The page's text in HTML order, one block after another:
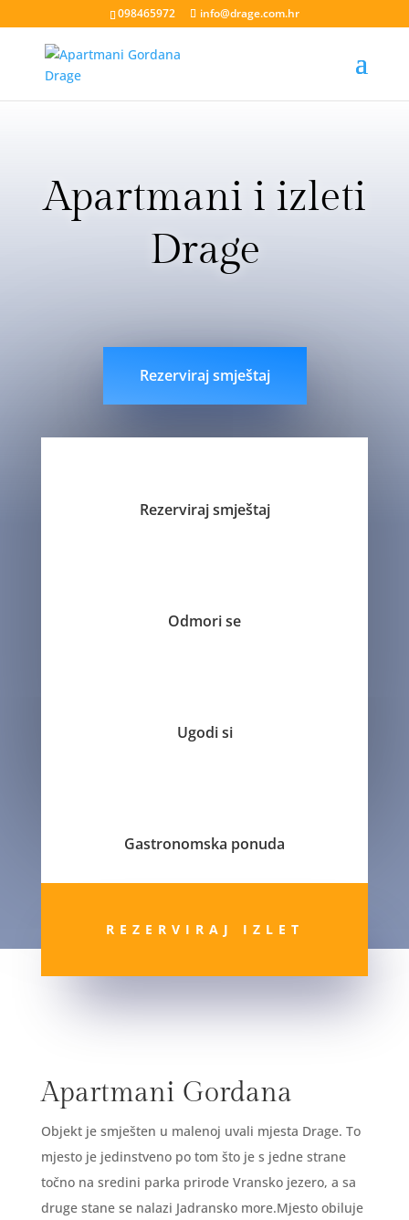
098465972 info@drage.com.hr
Apartmani i izleti
Drage
Rezerviraj smještaj
Rezerviraj smještaj
Odmori se
Ugodi si
Gastronomska ponuda
REZERVIRAJ IZLET
Apartmani Gordana
Objekt je smješten u malenoj uvali mjesta Drage. To
mjesto je jedinstveno po tom što je s jedne strane
točno na sredini parka prirode Vransko jezero, a sa
druge stane se nalazi Jadransko more.Mjesto obiluje